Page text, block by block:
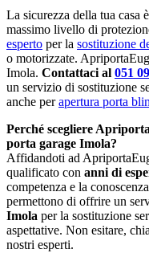
La sicurezza della tua casa
massimo livello di
esperto per la sostituzione
o motorizzate.
Imola. Contattaci al 051
un servizio di sostituzione
anche perapertura porta
Perché scegliere
porta garage Imola?
Affidandoti ad
qualificato con anni di
competenza e la
permettono di offrire un
Imola per la sostituzione
aspettative. Non esitare,
nostri esperti.